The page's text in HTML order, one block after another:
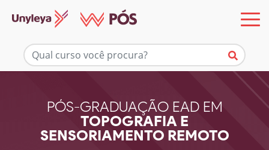
PÓS-GRADUAÇÃO EAD EM
TOPOGRAFIA E
SENSORIAMENTO REMOTO
Mais informações